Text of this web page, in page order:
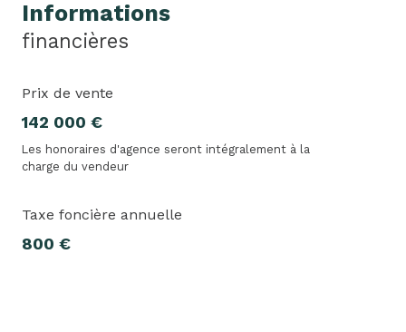
Informations
financières
Prix de vente
142 000 €
Les honoraires d'agence seront intégralement à la
charge du vendeur
Taxe foncière annuelle
800 €